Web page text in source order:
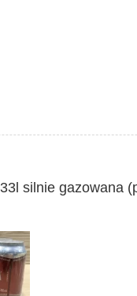
silnie gazowana